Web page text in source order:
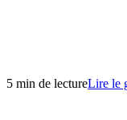
5 min de lectureLire le